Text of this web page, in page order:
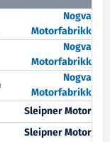
Nogva
Motorfabrikk
Nogva
Motorfabrikk
Nogva
Motorfabrikk
Sleipner Motor
Sleipner Motor